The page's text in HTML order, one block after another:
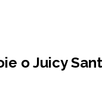
o Juicy